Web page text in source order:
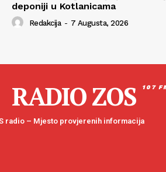
deponiji u Kotlanicama
Redakcija - 7 Augusta, 2026
RADIO ZOS 107
radio – Mjesto provjerenih informacija